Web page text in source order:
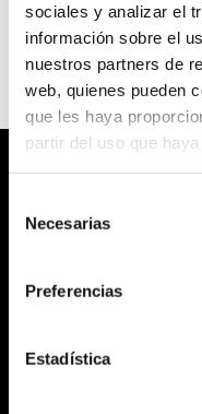
sociales y analizar el
información sobre el
nuestros partners de
web, quienes pueden
que les haya
partir del uso que
Necesarias
Preferencias
Estadística
sec
tor
UMBELCO